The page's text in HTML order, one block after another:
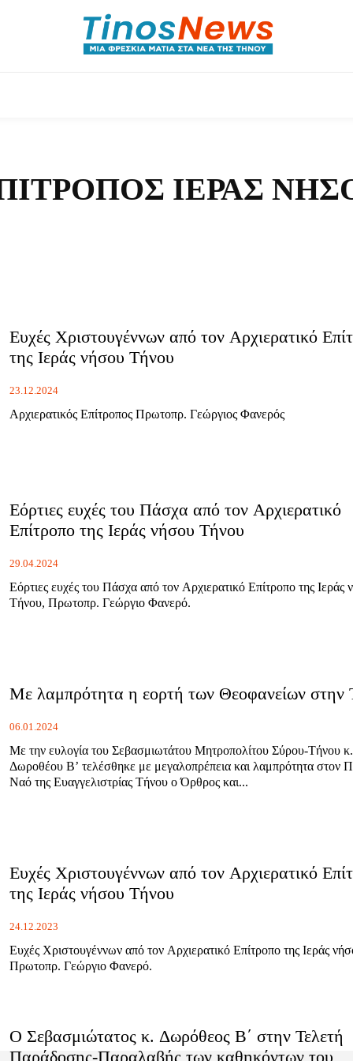
ΙΕΡΆΣ
Ευχές Χριστουγέννων από τον Αρχιερατικό
της Ιεράς νήσου Τήνου
23.12.2024
Αρχιερατικός Επίτροπος Πρωτοπρ. Γεώργιος Φανερός
Εόρτιες ευχές του Πάσχα από τον Αρχιερατικό
Επίτροπο της Ιεράς νήσου Τήνου
29.04.2024
Εόρτιες ευχές του Πάσχα από τον Αρχιερατικό Επίτροπο της Ιεράς
Τήνου, Πρωτοπρ. Γεώργιο Φανερό.
Με λαμπρότητα η εορτή των Θεοφανείων στην
06.01.2024
Με την ευλογία του Σεβασμιωτάτου Μητροπολίτου Σύρου-Τήνου κ.
Δωροθέου Β’ τελέσθηκε με μεγαλοπρέπεια και λαμπρότητα στον
Ναό της Ευαγγελιστρίας Τήνου ο Όρθρος και...
Ευχές Χριστουγέννων από τον Αρχιερατικό
της Ιεράς νήσου Τήνου
24.12.2023
Ευχές Χριστουγέννων από τον Αρχιερατικό Επίτροπο της Ιεράς
Πρωτοπρ. Γεώργιο Φανερό.
Ο Σεβασμιώτατος κ. Δωρόθεος Β΄ στην Τελετή
Παράδοσης-Παραλαβής των καθηκόντων του